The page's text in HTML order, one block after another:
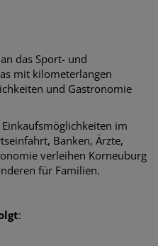
das Sport- und
mit kilometerlangen
und Gastronomie
im
Banken, Ärzte,
verleihen Korneuburg
für Familien.
: